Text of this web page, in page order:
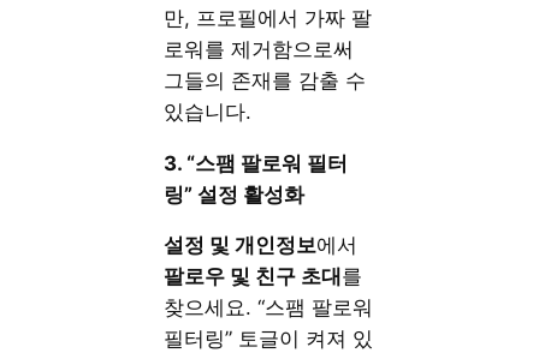
만, 프로필에서 가짜 팔
로워를 제거함으로써
그들의 존재를 감출 수
있습니다.
3. “스팸 팔로워 필터
링” 설정 활성화
설정 및 개인정보에서
팔로우 및 친구 초대 를
찾으세요. “스팸 팔로워
필터링” 토글이 켜져 있